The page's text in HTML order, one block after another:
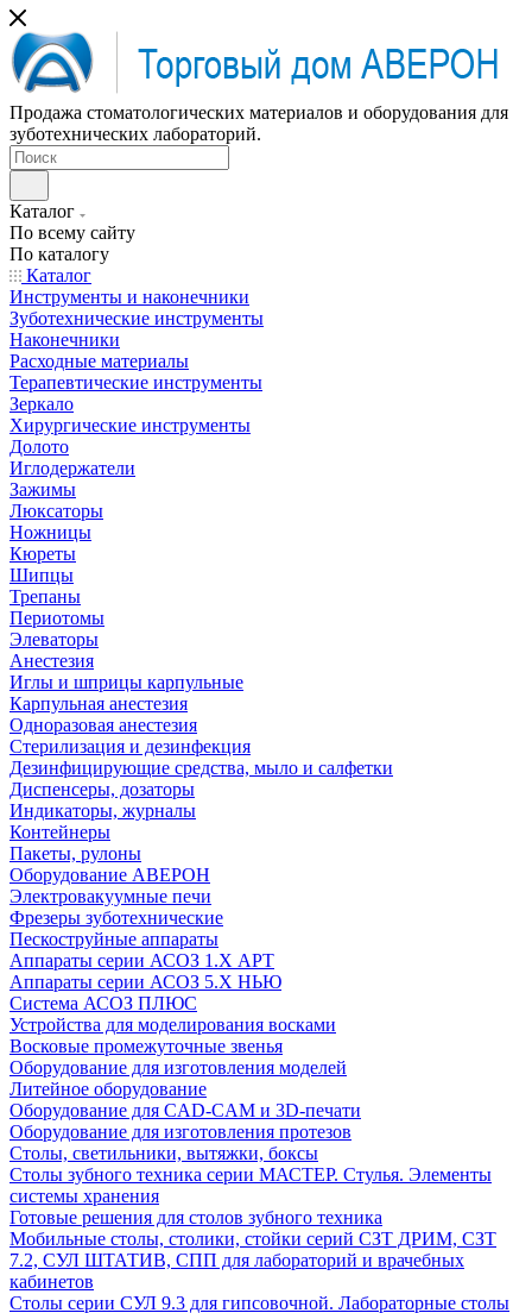
Продажа стоматологических материалов и оборудования для
зуботехнических лабораторий.
Каталог
По всему сайту
По каталогу
Каталог
Инструменты и наконечники
Зуботехнические инструменты
Наконечники
Расходные материалы
Терапевтические инструменты
Зеркало
Хирургические инструменты
Долото
Иглодержатели
Зажимы
Люксаторы
Ножницы
Кюреты
Шипцы
Трепаны
Периотомы
Элеваторы
Анестезия
Иглы и шприцы карпульные
Карпульная анестезия
Одноразовая анестезия
Стерилизация и дезинфекция
Дезинфицирующие средства, мыло и салфетки
Диспенсеры, дозаторы
Индикаторы, журналы
Контейнеры
Пакеты, рулоны
Оборудование АВЕРОН
Электровакуумные печи
Фрезеры зуботехнические
Пескоструйные аппараты
Аппараты серии АСОЗ 1.Х АРТ
Аппараты серии АСОЗ 5.Х НЬЮ
Система АСОЗ ПЛЮС
Устройства для моделирования восками
Восковые промежуточные звенья
Оборудование для изготовления моделей
Литейное оборудование
Оборудование для CAD-CAM и 3D-печати
Оборудование для изготовления протезов
Cтолы, светильники, вытяжки, боксы
Столы зубного техника серии МАСТЕР. Стулья. Элементы
системы хранения
Готовые решения для столов зубного техника
Мобильные столы, столики, стойки серий СЗТ ДРИМ, СЗТ
7.2, СУЛ ШТАТИВ, СПП для лабораторий и врачебных
кабинетов
Столы серии СУЛ 9.3 для гипсовочной. Лабораторные столы